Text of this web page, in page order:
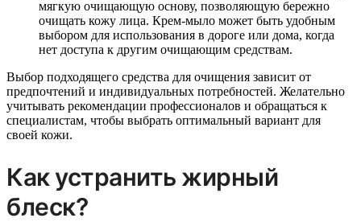
мягкую очищающую основу, позволяющую бережно
очищать кожу лица. Крем-мыло может быть удобным
выбором для использования в дороге или дома, когда
нет доступа к другим очищающим средствам.
Выбор подходящего средства для очищения зависит от
предпочтений и индивидуальных потребностей. Желательно
учитывать рекомендации профессионалов и обращаться к
специалистам, чтобы выбрать оптимальный вариант для
своей кожи.
Как устранить жирный
блеск?